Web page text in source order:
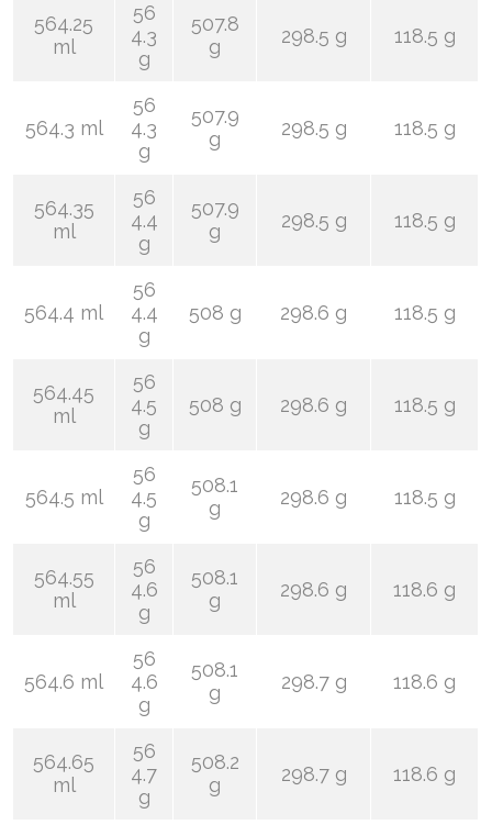
564.25
ml
56
4.3
g
507.8
g
298.5 g 118.5 g
564.3 ml
56
4.3
g
507.9
g
298.5 g 118.5 g
564.35
ml
56
4.4
g
507.9
g
298.5 g 118.5 g
564.4 ml
56
4.4
g
508 g 298.6 g 118.5 g
564.45
ml
56
4.5
g
508 g 298.6 g 118.5 g
564.5 ml
56
4.5
g
508.1
g
298.6 g 118.5 g
564.55
ml
56
4.6
g
508.1
g
298.6 g 118.6 g
564.6 ml
56
4.6
g
508.1
g
298.7 g 118.6 g
564.65
ml
56
4.7
g
508.2
g
298.7 g 118.6 g